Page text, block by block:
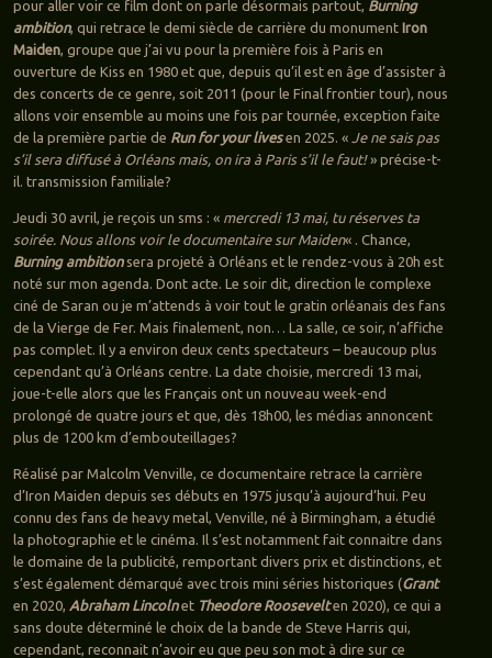
pour aller voir ce film dont on parle désormais partout, Burning
ambition, qui retrace le demi siècle de carrière du monument Iron
Maiden, groupe que j’ai vu pour la première fois à Paris en
ouverture de Kiss en 1980 et que, depuis qu’il est en âge d’assister à
des concerts de ce genre, soit 2011 (pour le Final frontier tour), nous
allons voir ensemble au moins une fois par tournée, exception faite
de la première partie de Run for your livesen 2025. « Je ne sais pas
s’il sera diffusé à Orléans mais, on ira à Paris s’il le faut!» précise-t-
il. transmission familiale?
Jeudi 30 avril, je reçois un sms : « mercredi 13 mai, tu réserves ta
soirée. Nous allons voir le documentaire sur Maiden« . Chance,
Burning ambitionsera projeté à Orléans et le rendez-vous à 20h est
noté sur mon agenda. Dont acte. Le soir dit, direction le complexe
ciné de Saran ou je m’attends à voir tout le gratin orléanais des fans
de la Vierge de Fer. Mais finalement, non… La salle, ce soir, n’affiche
pas complet. Il y a environ deux cents spectateurs – beaucoup plus
cependant qu’à Orléans centre. La date choisie, mercredi 13 mai,
joue-t-elle alors que les Français ont un nouveau week-end
prolongé de quatre jours et que, dès 18h00, les médias annoncent
plus de 1200 km d’embouteillages?
Réalisé par Malcolm Venville, ce documentaire retrace la carrière
d’Iron Maiden depuis ses débuts en 1975 jusqu’à aujourd’hui. Peu
connu des fans de heavy metal, Venville, né à Birmingham, a étudié
la photographie et le cinéma. Il s’est notamment fait connaitre dans
le domaine de la publicité, remportant divers prix et distinctions, et
s’est également démarqué avec trois mini séries historiques (Grant
en 2020, Abraham Lincolnet Theodore Roosevelten 2020), ce qui a
sans doute déterminé le choix de la bande de Steve Harris qui,
cependant, reconnait n’avoir eu que peu son mot à dire sur ce